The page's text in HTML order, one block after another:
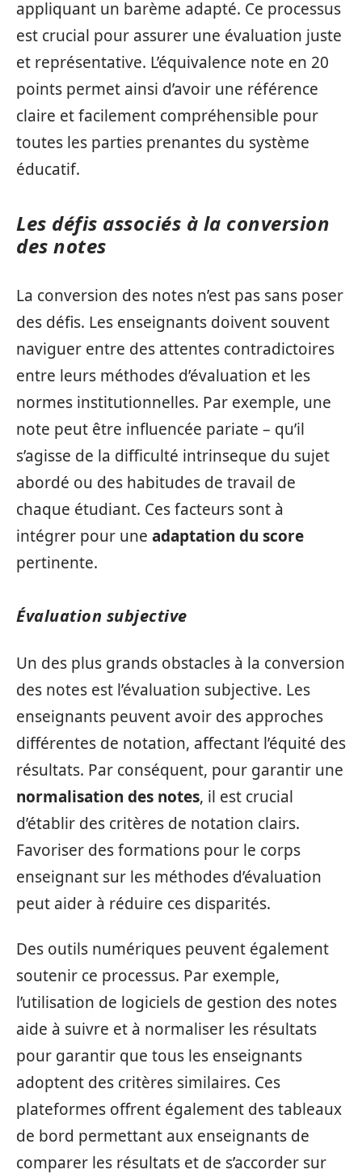
appliquant un barème adapté. Ce processus
est crucial pour assurer une évaluation juste
et représentative. L’équivalence note en 20
points permet ainsi d’avoir une référence
claire et facilement compréhensible pour
toutes les parties prenantes du système
éducatif.
Les défis associés à la conversion
des notes
La conversion des notes n’est pas sans poser
des défis. Les enseignants doivent souvent
naviguer entre des attentes contradictoires
entre leurs méthodes d’évaluation et les
normes institutionnelles. Par exemple, une
note peut être influencée pariate – qu’il
s’agisse de la difficulté intrinseque du sujet
abordé ou des habitudes de travail de
chaque étudiant. Ces facteurs sont à
intégrer pour une adaptation du score
pertinente.
Évaluation subjective
Un des plus grands obstacles à la conversion
des notes est l’évaluation subjective. Les
enseignants peuvent avoir des approches
différentes de notation, affectant l’équité des
résultats. Par conséquent, pour garantir une
normalisation des notes, il est crucial
d’établir des critères de notation clairs.
Favoriser des formations pour le corps
enseignant sur les méthodes d’évaluation
peut aider à réduire ces disparités.
Des outils numériques peuvent également
soutenir ce processus. Par exemple,
l’utilisation de logiciels de gestion des notes
aide à suivre et à normaliser les résultats
pour garantir que tous les enseignants
adoptent des critères similaires. Ces
plateformes offrent également des tableaux
de bord permettant aux enseignants de
comparer les résultats et de s’accorder sur